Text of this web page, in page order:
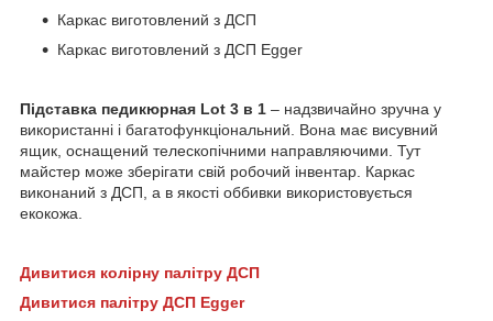
Каркас виготовлений з ДСП
Каркас виготовлений з ДСП Egger
Підставка педикюрная Lot 3 в 1 – надзвичайно зручна у
використанні і багатофункціональний. Вона має висувний
ящик, оснащений телескопічними направляючими. Тут
майстер може зберігати свій робочий інвентар. Каркас
виконаний з ДСП, а в якості оббивки використовується
екокожа.
Дивитися колірну палітру ДСП
Дивитися палітру ДСП Egger